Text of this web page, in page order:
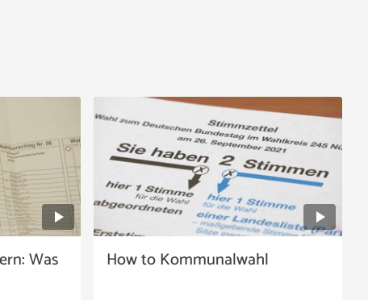
Was
How to Kommunalwahl